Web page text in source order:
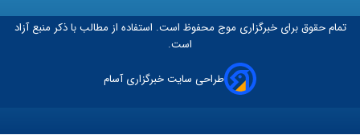
تمام حقوق برای خبرگزاری موج محفوظ است. استفاده از مطالب با ذکر منبع آزاد
است.
طراحی سایت خبرگزاری آسام